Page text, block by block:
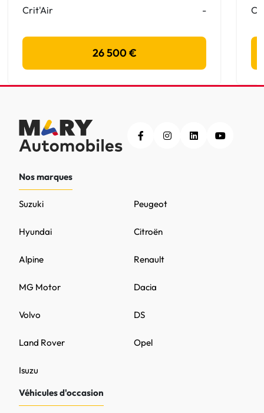
Crit'Air -
26 500 €
Nos marques
Peugeot
DS
MG Motor
Citroën
Opel
Volvo
Renault
Hyundai
Land Rover
Dacia
Alpine
Isuzu
Suzuki
Véhicules d'occasion